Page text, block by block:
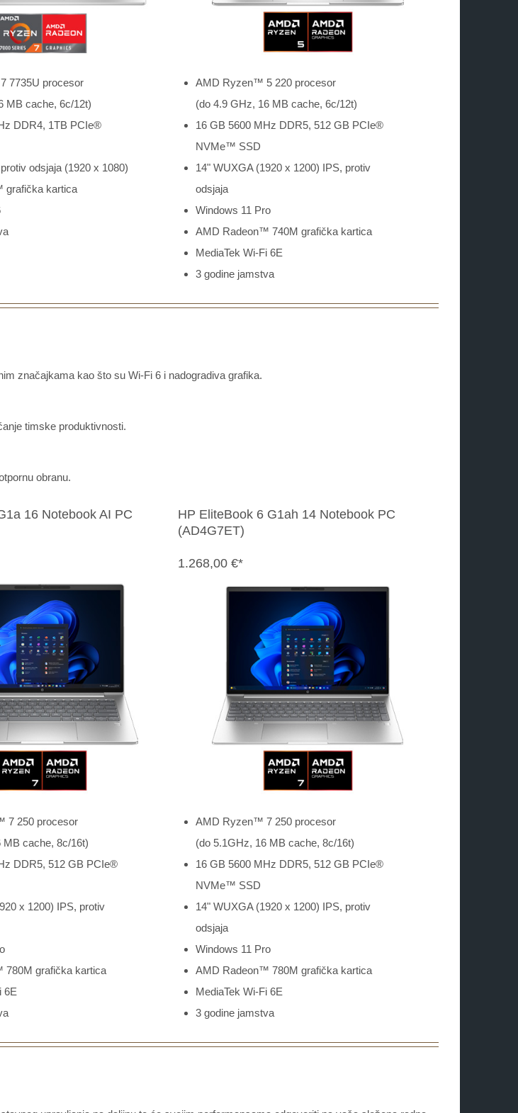
7735U procesor
MB cache, 6c/12t)
DDR4, 1TB PCIe®
odsjaja (1920 x 1080)
grafička kartica
AMD Ryzen™ 5 220 procesor
(do 4.9 GHz, 16 MB cache, 6c/12t)
16 GB 5600 MHz DDR5, 512 GB PCIe®
NVMe™ SSD
14" WUXGA (1920 x 1200) IPS, protiv
odsjaja
Windows 11 Pro
AMD Radeon™ 740M grafička kartica
MediaTek Wi-Fi 6E
3 godine jamstva
značajkama kao što su Wi-Fi 6 i nadogradiva grafika.
timske produktivnosti.
obranu.
16 Notebook AI PC
HP EliteBook 6 G1ah 14 Notebook PC
(AD4G7ET)
1.268,00 €*
7 250 procesor
MB cache, 8c/16t)
DDR5, 512 GB PCIe®
x 1200) IPS, protiv
780M grafička kartica
6E
AMD Ryzen™ 7 250 procesor
(do 5.1GHz, 16 MB cache, 8c/16t)
16 GB 5600 MHz DDR5, 512 GB PCIe®
NVMe™ SSD
14" WUXGA (1920 x 1200) IPS, protiv
odsjaja
Windows 11 Pro
AMD Radeon™ 780M grafička kartica
MediaTek Wi-Fi 6E
3 godine jamstva